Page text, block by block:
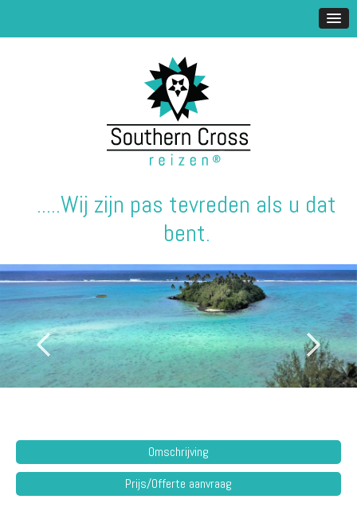
.....Wij zijn pas tevreden als u dat
bent.
Omschrijving
Prijs/Offerte aanvraag